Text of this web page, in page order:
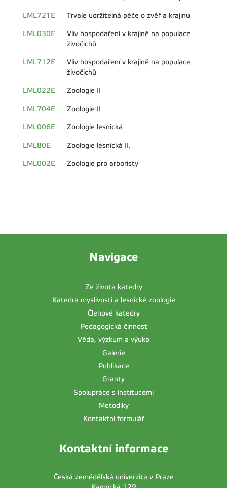
LML721E Trvale udržitelná péče o zvěř a krajinu
LML030E
Vliv hospodaření v krajině na populace
živočichů
LML712E
Vliv hospodaření v krajině na populace
živočichů
LML022E Zoologie II
LML704E Zoologie II
LML006E Zoologie lesnická
LML80E Zoologie lesnická II.
LML002E Zoologie pro arboristy
Navigace
Ze života katedry
Katedra myslivosti a lesnické zoologie
Členové katedry
Pedagogická činnost
Věda, výzkum a výuka
Galerie
Publikace
Granty
Spolupráce s institucemi
Metodiky
Kontaktní formulář
Kontaktní informace
Česká zemědělská univerzita v Praze